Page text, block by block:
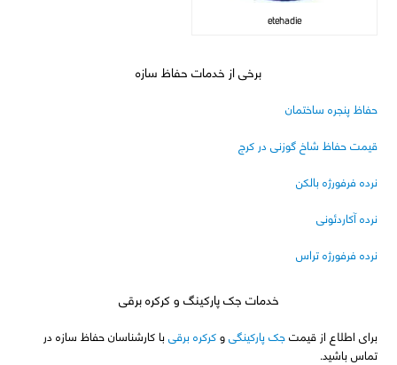
etehadie
برخی از خدمات حفاظ سازه
حفاظ پنجره ساختمان
قیمت حفاظ شاخ گوزنی در کرج
نرده فرفورژه بالکن
نرده آکاردئونی
نرده فرفورژه تراس
خدمات جک پارکینگ و کرکره برقی
برای اطلاع از قیمتجک پارکینگیوکرکره برقی با کارشناسان حفاظ سازه در
تماس باشید.